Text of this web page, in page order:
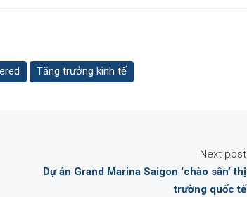
Tăng trưởng kinh tế
Next post
Dự án Grand Marina Saigon ‘chào sân’ thị
trường quốc tế